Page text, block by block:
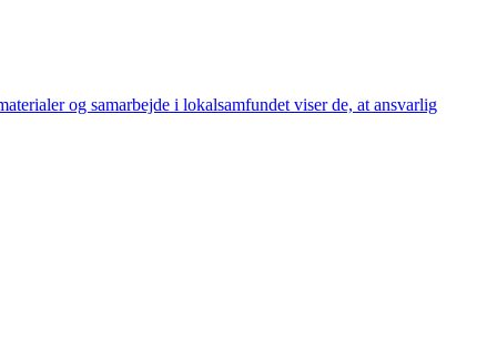
og samarbejde i lokalsamfundet viser de, at ansvarlig